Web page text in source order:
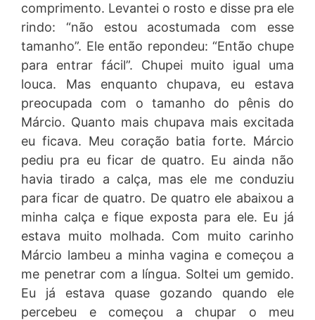
comprimento. Levantei o rosto e disse pra ele
rindo: “não estou acostumada com esse
tamanho”. Ele então repondeu: “Então chupe
para entrar fácil”. Chupei muito igual uma
louca. Mas enquanto chupava, eu estava
preocupada com o tamanho do pênis do
Márcio. Quanto mais chupava mais excitada
eu ficava. Meu coração batia forte. Márcio
pediu pra eu ficar de quatro. Eu ainda não
havia tirado a calça, mas ele me conduziu
para ficar de quatro. De quatro ele abaixou a
minha calça e fique exposta para ele. Eu já
estava muito molhada. Com muito carinho
Márcio lambeu a minha vagina e começou a
me penetrar com a língua. Soltei um gemido.
Eu já estava quase gozando quando ele
percebeu e começou a chupar o meu